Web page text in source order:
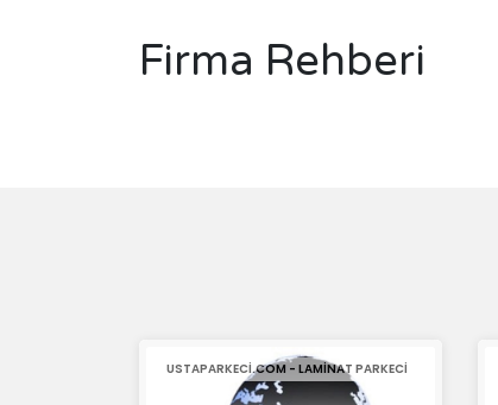
Firma Rehberi
USTAPARKECI.COM - LAMINAT PARKECI